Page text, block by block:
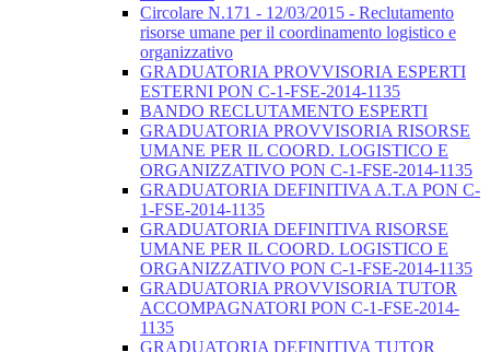
Circolare N.171 - 12/03/2015 - Reclutamento
risorse umane per il coordinamento logistico e
organizzativo
GRADUATORIA PROVVISORIA ESPERTI
ESTERNI PON C-1-FSE-2014-1135
BANDO RECLUTAMENTO ESPERTI
GRADUATORIA PROVVISORIA RISORSE
UMANE PER IL COORD. LOGISTICO E
ORGANIZZATIVO PON C-1-FSE-2014-1135
GRADUATORIA DEFINITIVA A.T.A PON C-
1-FSE-2014-1135
GRADUATORIA DEFINITIVA RISORSE
UMANE PER IL COORD. LOGISTICO E
ORGANIZZATIVO PON C-1-FSE-2014-1135
GRADUATORIA PROVVISORIA TUTOR
ACCOMPAGNATORI PON C-1-FSE-2014-
1135
GRADUATORIA DEFINITIVA TUTOR